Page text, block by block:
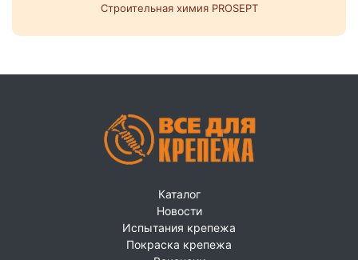
Строительная химия PROSEPT
Каталог
Новости
Испытания крепежа
Покраска крепежа